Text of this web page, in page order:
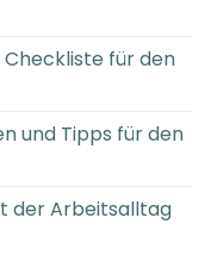
Checkliste für den
und Tipps für den
der Arbeitsalltag